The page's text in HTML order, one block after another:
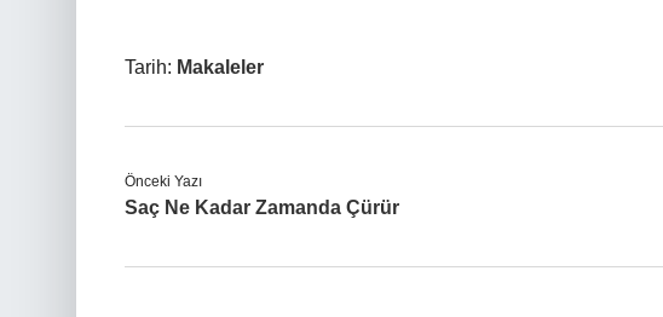
Tarih: Makaleler
Önceki Yazı
Saç Ne Kadar Zamanda Çürür